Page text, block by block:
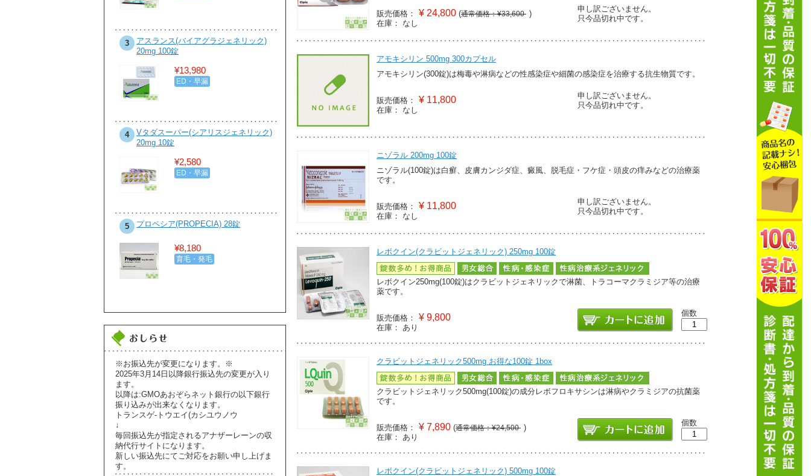
販売価格： ¥ 24,800 (通常価格：¥33,600 )
在庫： なし
申し訳ございません。
只今品切れ中です。
アモキシリン 500mg 300カプセル
アモキシリン(300錠)は梅毒や淋病などの性感染症や細菌の感染症を治療する抗生物質です。
販売価格： ¥ 11,800
在庫： なし
申し訳ございません。
只今品切れ中です。
ニゾラル 200mg 100錠
ニゾラル(100錠)は白癬、皮膚カンジダ症、癜風、脱毛症・フケ症・頭皮の痒みなどの治療薬
です。
販売価格： ¥ 11,800
在庫： なし
申し訳ございません。
只今品切れ中です。
レボクイン(クラビットジェネリック) 250mg 100錠
レボクイン250mg(100錠)はクラビットジェネリックで淋菌、トラコーマクラミジア等の治療
薬です。
販売価格： ¥ 9,800
在庫： あり
個数
クラビットジェネリック500mg お得な100錠 1box
クラビットジェネリック500mg(100錠)の成分レボフロキサシンは淋病やクラミジアの抗菌薬
です。
販売価格： ¥ 7,890 (通常価格：¥24,500 )
在庫： あり
個数
レボクイン(クラビットジェネリック) 500mg 100錠
3
アスランス(バイアグラジェネリック)
20mg 100錠
¥13,980
ED・早漏
4
Vタダスーパー(シアリスジェネリック)
20mg 10錠
¥2,580
ED・早漏
5 プロペシア(PROPECIA) 28錠
¥8,180
育毛・発毛
ジネット35(GINETTE-35) 21錠
避妊・ピル
美容・スキンケア
マルチビタミン 100mg 30カプセル
¥3,100
美容・スキンケア
※お振込先が変更になります。※
2025年3月14日以降銀行振込先の変更が入り
ます。
以降は:GMOあおぞらネット銀行の以下銀行
振り込みが出来なくなります。
トランスゲ-トウエイ(カシユウノウ
↓
毎回振込先が指定されるアナザーレーンの収
納代行サイトになります。
新しい振込先にてご対応をお願い申し上げま
す。